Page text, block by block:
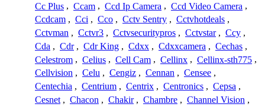
Cc Plus , Ccam , Ccd Ip Camera , Ccd Video Camera ,
Ccdcam , Cci , Cco , Cctv Sentry , Cctvhotdeals ,
Cctvman , Cctvr3 , Cctvsecuritypros , Cctvstar , Ccy ,
Cda , Cdr , Cdr King , Cdxx , Cdxxcamera , Cechas ,
Celestrom , Celius , Cell Cam , Cellinx , Cellinx-sth775 ,
Cellvision , Celu , Cengiz , Cennan , Censee ,
Centechia , Centrium , Centrix , Centronics , Cepsa ,
Cesnet , Chacon , Chakir , Chambre , Channel Vision ,